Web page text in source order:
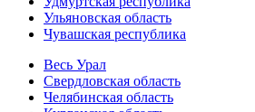
Ульяновская область
Чувашская республика
Весь Урал
Свердловская область
Челябинская область